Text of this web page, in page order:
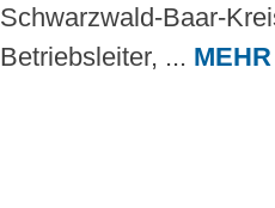
Schwarzwald-Baar-
Betriebsleiter, ... MEHR